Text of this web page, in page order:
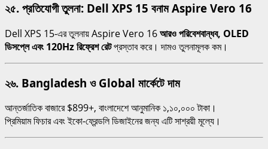
২৫. প্রতিযোগী তুলনা: Dell XPS 15 বনাম Aspire Vero 16
Dell XPS 15-এর তুলনায় Aspire Vero 16আরও পরিবেশবান্ধব, OLED
ডিসপ্লে এবং 120Hz রিফ্রেশ রেটপ্রস্তাব করে। দামও তুলনামূলক কম।
২৬. Bangladesh ও Global মার্কেটে দাম
আন্তর্জাতিক বাজারে $899+, বাংলাদেশে আনুমানিক ১,১০,০০০ টাকা।
প্রিমিয়াম ফিচার এবং ইকো-ফ্রেন্ডলি ডিজাইনের জন্য এটি সাশ্রয়ী মূল্যে।